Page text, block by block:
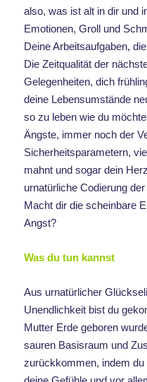
also, was ist alt in dir und
Emotionen, Groll und
Deine Arbeitsaufgaben,
Die Zeitqualität der
Gelegenheiten, dich
deine Lebensumstände
so zu leben wie du
Ängste, immer noch der
Sicherheitsparametern,
mahnt und sogar dein
urnatürliche Codierung
Macht dir die scheinbare
Angst?
Was du tun kannst
Aus urnatürlicher
Unendlichkeit bist du
Mutter Erde geboren
sauren Basisraum und
zurückkommen, indem